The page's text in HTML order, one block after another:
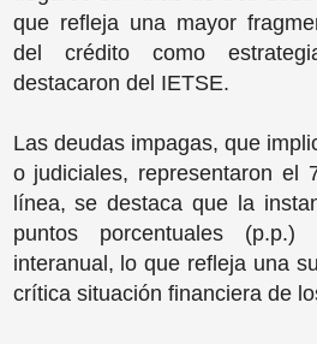
que refleja una mayor
del crédito como
destacaron del IETSE.
Las deudas impagas, que
o judiciales, representaron el
línea, se destaca que la
puntos porcentuales
interanual, lo que refleja una
crítica situación financiera de